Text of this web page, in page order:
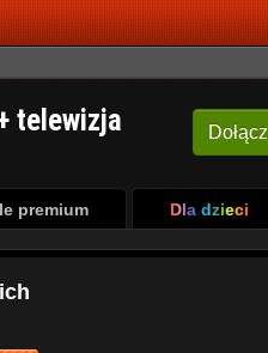
Dołącz
telewizja
premium Dla dzieci